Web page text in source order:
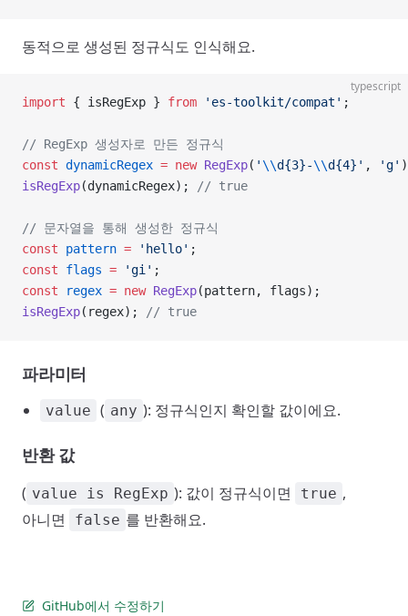
동적으로 생성된 정규식도 인식해요.
typescript
import { isRegExp } from 'es-toolkit/compat' ;
// RegExp 생성자로 만든 정규식
const dynamicRegex = new RegExp( '\\d{3}-\\d{4}' , 'g'
isRegExp(dynamicRegex); // true
// 문자열을 통해 생성한 정규식
const pattern = 'hello' ;
const flags = 'gi' ;
const regex = new RegExp(pattern, flags);
isRegExp(regex); // true
파라미터
value ( any ): 정규식인지 확인할 값이에요.
반환 값
( value is RegExp ): 값이 정규식이면 true ,
아니면
false 를 반환해요.
GitHub에서 수정하기